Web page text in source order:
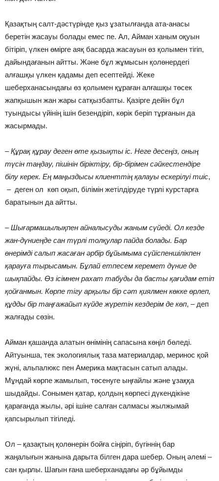
Қазақтың салт-дәстүрінде қыз ұзатылғанда ата-анасы
беретін жасауы болады емес пе. Ал, Айман ханым оқуын
бітіріп, үлкен өмірге аяқ басарда жасауын өз қолымен тігіп,
дайындағанын айтты. Және бұл жұмысын қолөнердегі
алғашқы үлкен қадамы деп есептейді. Жеке
шеберханасындағы өз қолымен құраған алғашқы төсек
жапқышын жан жары сатқызбапты. Қазірге дейін бұл
туындысы үйінің ішін безендіріп, көрік беріп тұрғанын да
жасырмады.
–Құрақ құрау деген өте қызықты іс. Неге десеңіз, оның
түсін таңдау, пішінін біріктіру, бір-бірімен сәйкестендіре
білу керек. Ең маңыздысы клиенттің қалауы ескерілуі тиіс,
– деген ол көп оқып, білімін жетілдіруде түрлі курстарға
баратынын да айтты.
–Шығармашылықпен айналысуды жаным сүйеді. Ол кезде
жан-дүниеңде сан түрлі толқулар пайда болады. Бар
өнерімді салып жасаған әрбір бұйымыма сүйіспеншілікпен
қарауға тырысамын. Бұлай етпесем керемет дүние де
шықпайды. Өз ісімнен рахат табуды да басты қағидам етіп
қойғанмын. Көрпе тігу арқылы бір сәт қиялмен көкке өрлеп,
құдды бір таңғажайып күйде жүретін кездерім де көп, – деп
жалғады сөзін.
Айман қашанда алатын өнімінің сапасына көңіл бөледі.
Айтуынша, тек экологиялық таза материалдар, меринос қой
жүні, альпалюкс пен Америка мақтасын сатып алады.
Мұндай көрпе жамылып, төсенуге ыңғайлы және ұзаққа
шыдайды. Сонымен қатар, қолдың көрпесі дүкендікіне
қарағанда жылы, әрі ішіне салған салмасы жылжымай
қапсырылып тігіледі.
Ол – қазақтың қолөнерін бойға сіңіріп, бүгіннің бар
жаңалығын жанына дарыта білген дара шебер. Оның әлемі –
сан қырлы. Шағын ғана шеберханадағы әр бұйымды